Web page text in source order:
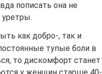
пописать она не
как добро-, так и
тупые боли в
то дискомфорт станет